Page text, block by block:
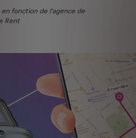
fonction de l’agence de
Rent